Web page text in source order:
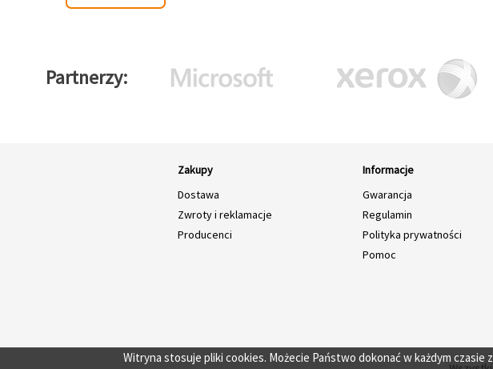
Partnerzy
Zakupy
Dostawa
Zwroty i reklamacje
Producenci
Informacje
Gwarancja
Regulamin
Polityka prywatności
Pomoc
Witryna stosuje pliki cookies. Możecie Państwo dokonać w każdym